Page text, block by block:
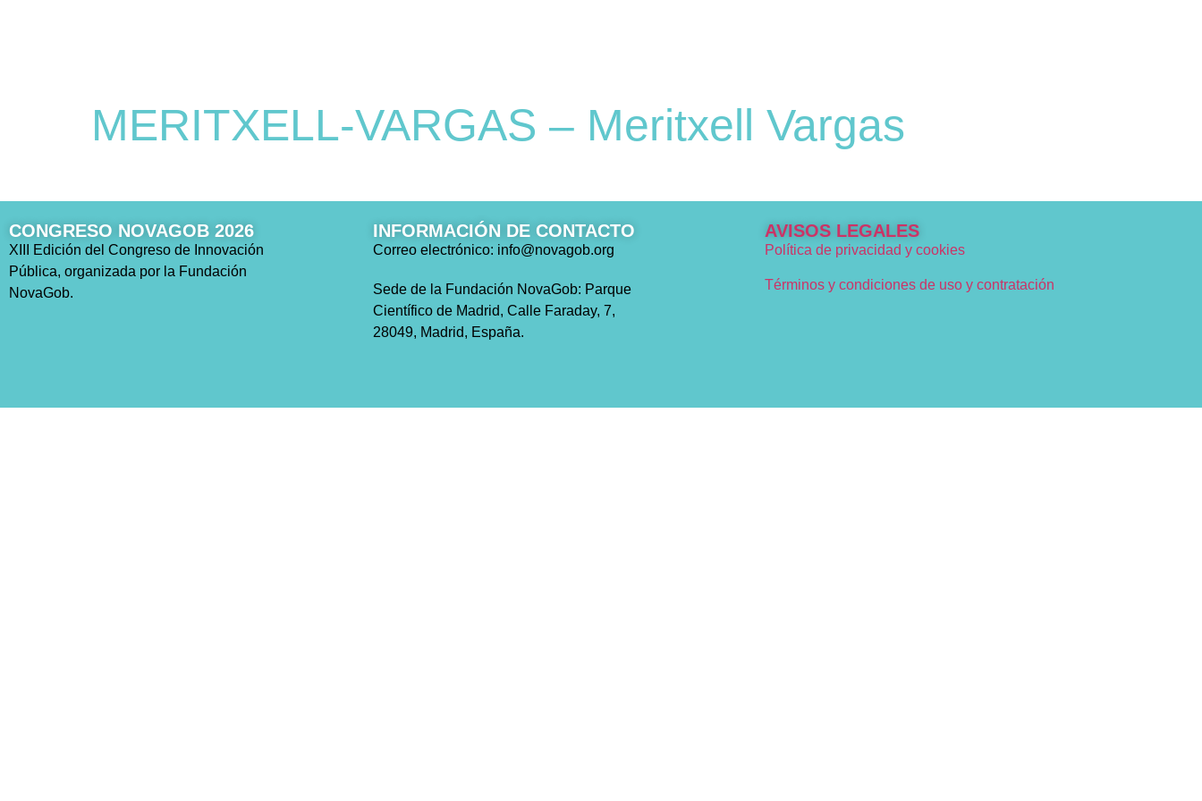
MERITXELL-VARGAS – Meritxell Vargas
CONGRESO NOVAGOB 2026
XIII Edición del Congreso de Innovación
Pública, organizada por la Fundación
NovaGob.
INFORMACIÓN DE CONTACTO
Correo electrónico: info@novagob.org
Sede de la Fundación NovaGob: Parque
Científico de Madrid, Calle Faraday, 7,
28049, Madrid, España.
AVISOS LEGALES
Política de privacidad y cookies
Términos y condiciones de uso y contratación